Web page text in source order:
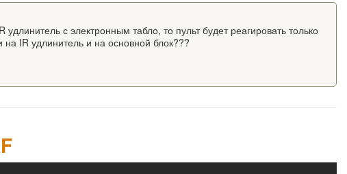
с электронным табло, то пульт будет реагировать только
на IR удлинитель и на основной блок???